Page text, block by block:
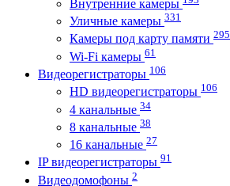
Внутренние камеры
Уличные камеры 331
Камеры под карту памяти 295
Wi-Fi камеры 61
Видеорегистраторы 106
HD видеорегистраторы 106
4 канальные 34
8 канальные 38
16 канальные 27
IP видеорегистраторы 91
Видеодомофоны 2